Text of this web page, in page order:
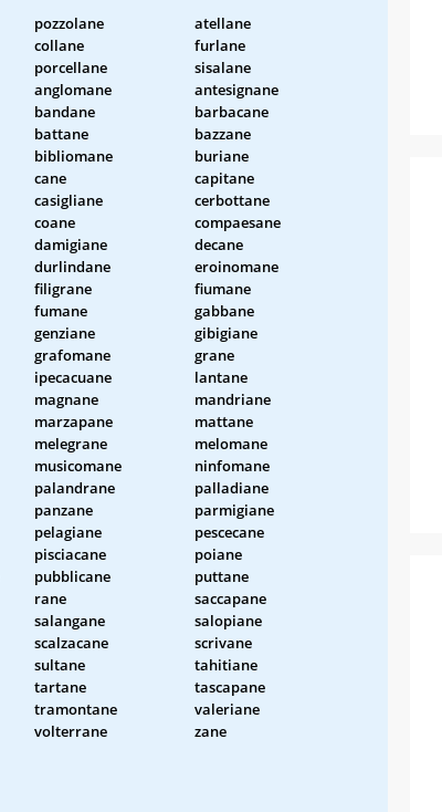
pozzolane
atellane
collane
furlane
porcellane
sisalane
anglomane
antesignane
bandane
barbacane
battane
bazzane
bibliomane
buriane
cane
capitane
casigliane
cerbottane
coane
compaesane
damigiane
decane
durlindane
eroinomane
filigrane
fiumane
fumane
gabbane
genziane
gibigiane
grafomane
grane
ipecacuane
lantane
magnane
mandriane
marzapane
mattane
melegrane
melomane
musicomane
ninfomane
palandrane
palladiane
panzane
parmigiane
pelagiane
pescecane
pisciacane
poiane
pubblicane
puttane
rane
saccapane
salangane
salopiane
scalzacane
scrivane
sultane
tahitiane
tartane
tascapane
tramontane
valeriane
volterrane zane